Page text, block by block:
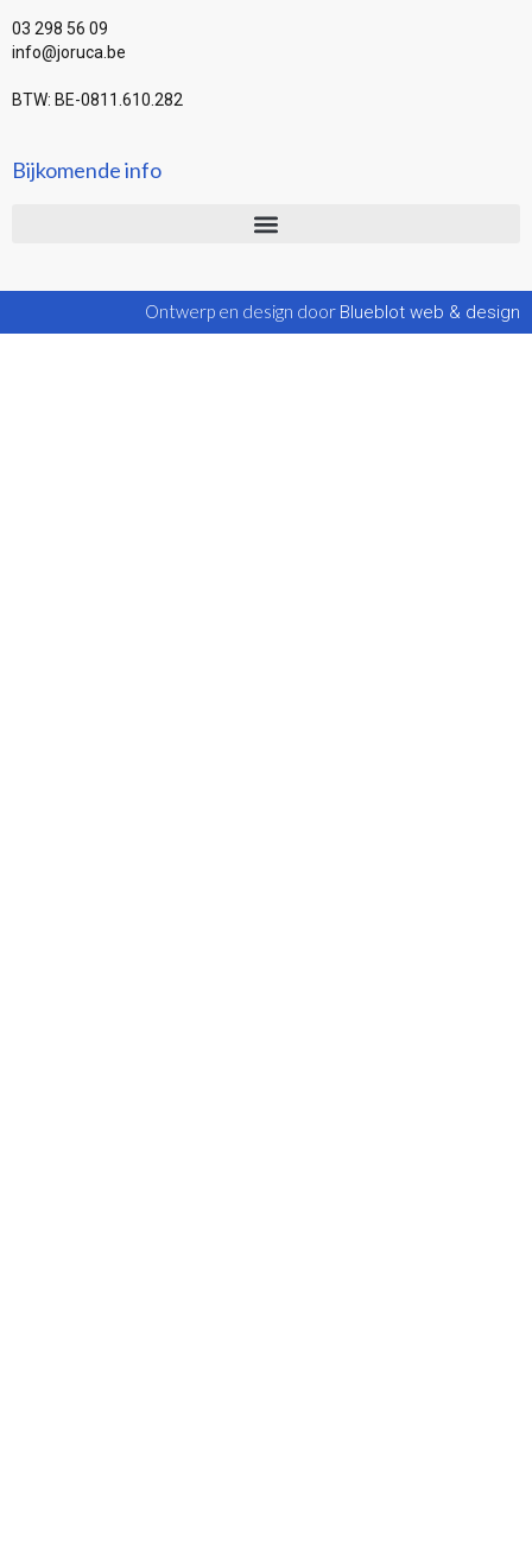
03 298 56 09
info@joruca.be
BTW: BE-0811.610.282
Bijkomende info
Ontwerp en design door Blueblot web & design